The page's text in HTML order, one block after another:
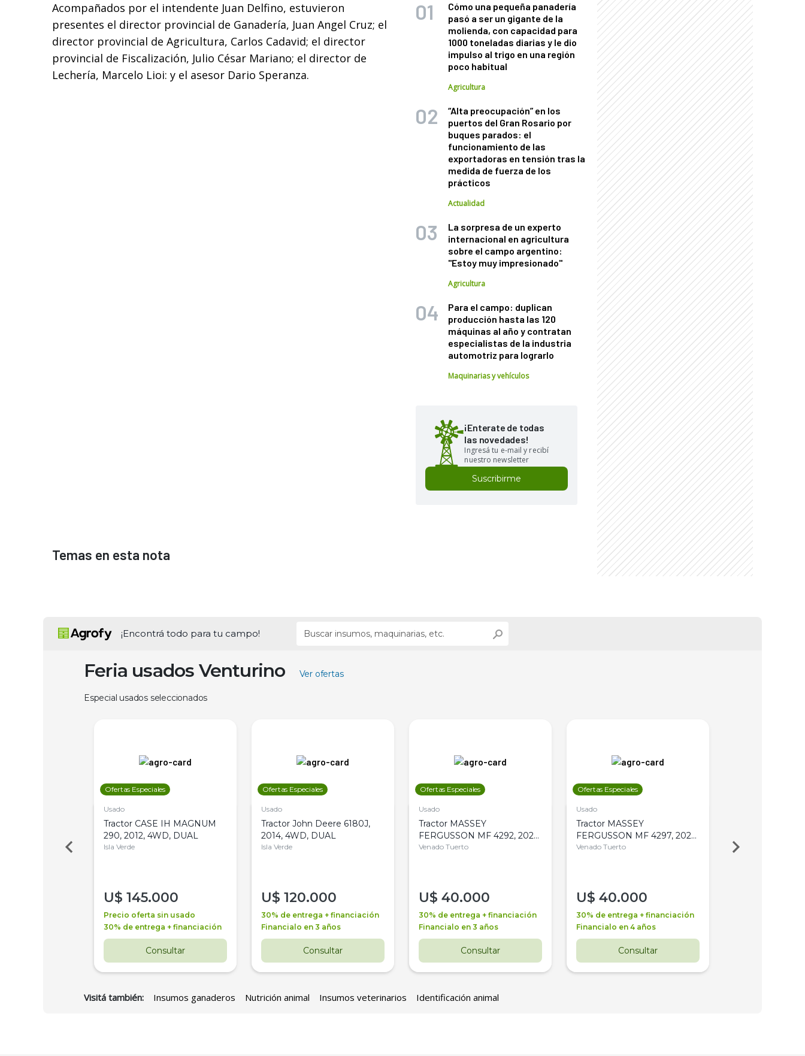
Acompañados por el intendente Juan Delfino, estuvieron
presentes el director provincial de Ganadería, Juan Angel Cruz; el
director provincial de Agricultura, Carlos Cadavid; el director
provincial de Fiscalización, Julio César Mariano; el director de
Lechería, Marcelo Lioi: y el asesor Dario Speranza.
Cómo una pequeña panadería
pasó a ser un gigante de la
molienda, con capacidad para
1000 toneladas diarias y le dio
impulso al trigo en una región
poco habitual
Agricultura
“Alta preocupación” en los
puertos del Gran Rosario por
buques parados: el
funcionamiento de las
exportadoras en tensión tras la
medida de fuerza de los
prácticos
Actualidad
La sorpresa de un experto
internacional en agricultura
sobre el campo argentino:
"Estoy muy impresionado"
Agricultura
Para el campo: duplican
producción hasta las 120
máquinas al año y contratan
especialistas de la industria
automotriz para lograrlo
Maquinarias y vehículos
¡Enterate de todas
las novedades!
Ingresá tu e-mail y recibí
nuestro newsletter
Suscribirme
Temas en esta nota
¡Encontrá todo para tu campo!
Feria usados Venturino Ver ofertas
Especial usados seleccionados
Ofertas Especiales
Usado
Tractor CASE IH MAGNUM
290, 2012, 4WD, DUAL
Isla Verde
U$ 145.000
Precio oferta sin usado
30% de entrega + financiación
Consultar
Ofertas Especiales
Usado
Tractor John Deere 6180J,
2014, 4WD, DUAL
Isla Verde
U$ 120.000
30% de entrega + financiación
Financialo en 3 años
Consultar
Ofertas Especiales
Usado
Tractor MASSEY
FERGUSSON MF 4292, 2020,
4WD, PATON
Venado Tuerto
U$ 40.000
30% de entrega + financiación
Financialo en 3 años
Consultar
Ofertas Especiales
Usado
Tractor MASSEY
FERGUSSON MF 4297, 2020,
4WD, PATON
Venado Tuerto
U$ 40.000
30% de entrega + financiación
Financialo en 4 años
Consultar
Venado Tuerto
Visitá también: Insumos ganaderos Nutrición animal Insumos veterinarios Identificación animal